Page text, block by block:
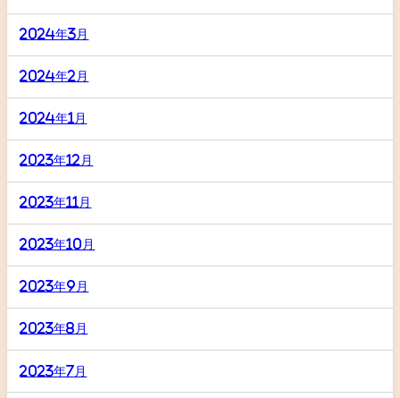
2024年3月
2024年2月
2024年1月
2023年12月
2023年11月
2023年10月
2023年9月
2023年8月
2023年7月